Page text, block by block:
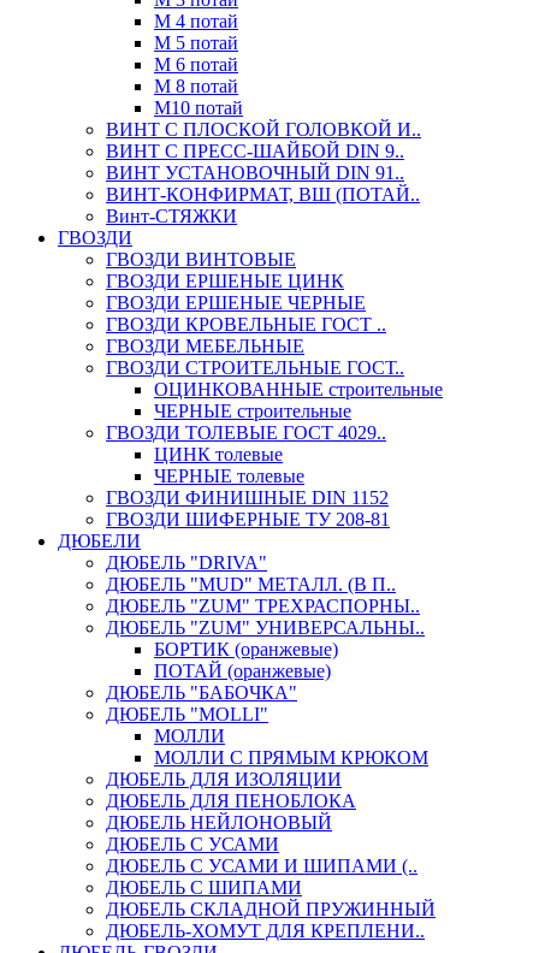
М 4 потай
М 5 потай
М 6 потай
М 8 потай
М10 потай
ВИНТ С ПЛОСКОЙ ГОЛОВКОЙ И..
ВИНТ С ПРЕСС-ШАЙБОЙ DIN 9..
ВИНТ УСТАНОВОЧНЫЙ DIN 91..
ВИНТ-КОНФИРМАТ, ВШ (ПОТАЙ..
Винт-СТЯЖКИ
ГВОЗДИ
ГВОЗДИ ВИНТОВЫЕ
ГВОЗДИ ЕРШЕНЫЕ ЦИНК
ГВОЗДИ ЕРШЕНЫЕ ЧЕРНЫЕ
ГВОЗДИ КРОВЕЛЬНЫЕ ГОСТ ..
ГВОЗДИ МЕБЕЛЬНЫЕ
ГВОЗДИ СТРОИТЕЛЬНЫЕ ГОСТ..
ОЦИНКОВАННЫЕ строительные
ЧЕРНЫЕ строительные
ГВОЗДИ ТОЛЕВЫЕ ГОСТ 4029..
ЦИНК толевые
ЧЕРНЫЕ толевые
ГВОЗДИ ФИНИШНЫЕ DIN 1152
ГВОЗДИ ШИФЕРНЫЕ ТУ 208-81
ДЮБЕЛИ
ДЮБЕЛЬ "DRIVA"
ДЮБЕЛЬ "MUD" МЕТАЛЛ. (В П..
ДЮБЕЛЬ "ZUM" ТРЕХРАСПОРНЫ..
ДЮБЕЛЬ "ZUM" УНИВЕРСАЛЬНЫ..
БОРТИК (оранжевые)
ПОТАЙ (оранжевые)
ДЮБЕЛЬ "БАБОЧКА"
ДЮБЕЛЬ "МOLLI"
МОЛЛИ
МОЛЛИ С ПРЯМЫМ КРЮКОМ
ДЮБЕЛЬ ДЛЯ ИЗОЛЯЦИИ
ДЮБЕЛЬ ДЛЯ ПЕНОБЛОКА
ДЮБЕЛЬ НЕЙЛОНОВЫЙ
ДЮБЕЛЬ С УСАМИ
ДЮБЕЛЬ С УСАМИ И ШИПАМИ (..
ДЮБЕЛЬ С ШИПАМИ
ДЮБЕЛЬ СКЛАДНОЙ ПРУЖИННЫЙ
ДЮБЕЛЬ-ХОМУТ ДЛЯ КРЕПЛЕНИ..